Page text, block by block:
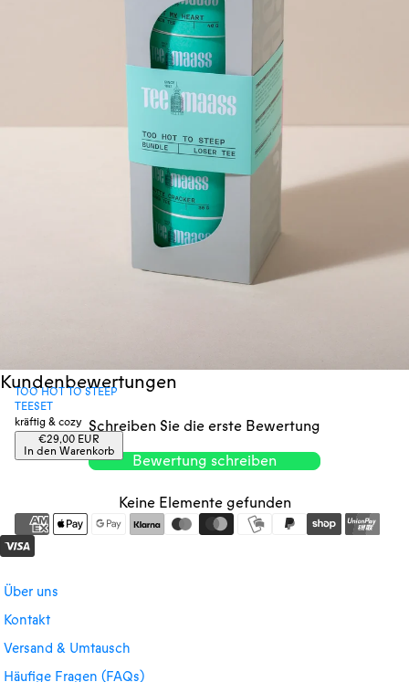
TOO HOT TO STEEP
TEESET
kräftig & cozy
Regulärer
Preis
€29,00 EUR
In den Warenkorb
Kundenbewertungen
Schreiben Sie die erste Bewertung
Bewertung schreiben
Keine Elemente gefunden
Über uns
Kontakt
Versand & Umtausch
Häufige Fragen (FAQs)